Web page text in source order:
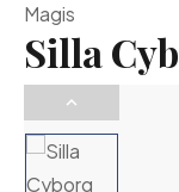
Magis
Silla